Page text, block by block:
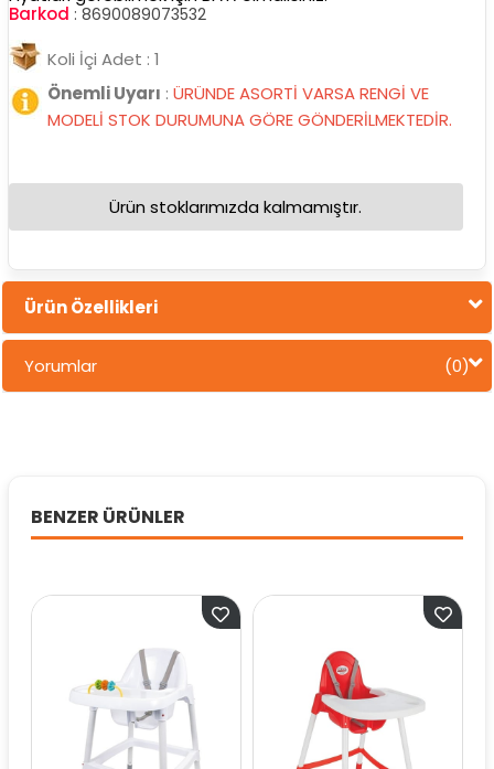
Barkod : 8690089073532
Koli İçi Adet : 1
Önemli Uyarı : ÜRÜNDE ASORTİ VARSA RENGİ VE
MODELİ STOK DURUMUNA GÖRE GÖNDERİLMEKTEDİR.
Ürün stoklarımızda kalmamıştır.
Ürün Özellikleri
Yorumlar (0)
BENZER ÜRÜNLER